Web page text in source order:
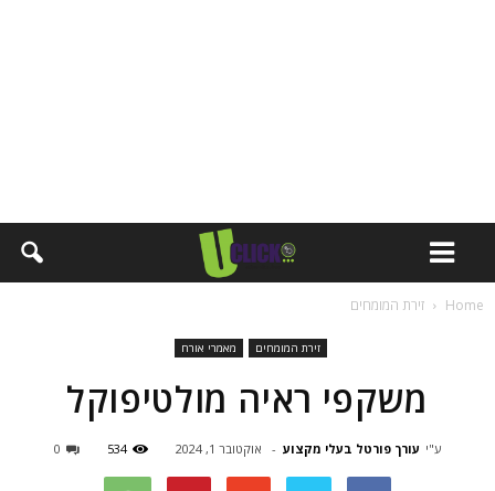
Home זירת המומחים
זירת המומחים מאמרי אורח
משקפי ראיה מולטיפוקל
ע"י עורך פורטל בעלי מקצוע - אוקטובר 1, 2024 534
0